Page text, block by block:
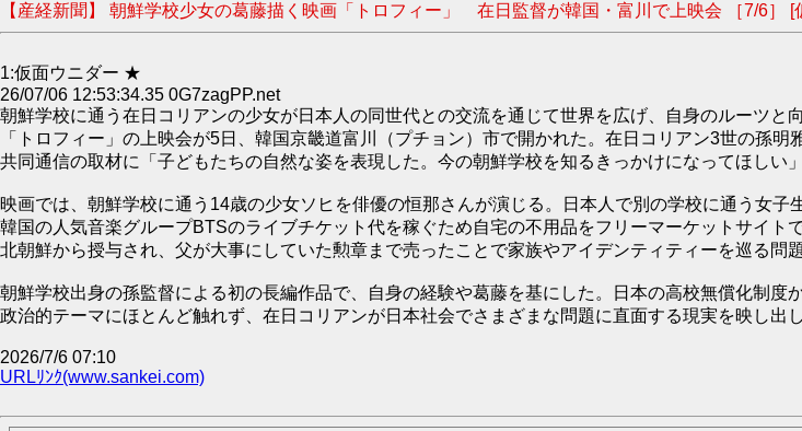
【産経新聞】 朝鮮学校少女の葛藤描く映画「トロフィー」 在日監督が韓国・富川で上映会 ［7/6］
1:仮面ウニダー ★
26/07/06 12:53:34.35 0G7zagPP.net
朝鮮学校に通う在日コリアンの少女が日本人の同世代との交流を通じて世界を広げ、自身のルーツと
「トロフィー」の上映会が5日、韓国京畿道富川（プチョン）市で開かれた。在日コリアン3世の孫明
共同通信の取材に「子どもたちの自然な姿を表現した。今の朝鮮学校を知るきっかけになってほしい」
映画では、朝鮮学校に通う14歳の少女ソヒを俳優の恒那さんが演じる。日本人で別の学校に通う女子
韓国の人気音楽グループBTSのライブチケット代を稼ぐため自宅の不用品をフリーマーケットサイトで
北朝鮮から授与され、父が大事にしていた勲章まで売ったことで家族やアイデンティティーを巡る問
朝鮮学校出身の孫監督による初の長編作品で、自身の経験や葛藤を基にした。日本の高校無償化制度
政治的テーマにほとんど触れず、在日コリアンが日本社会でさまざまな問題に直面する現実を映し出
2026/7/6 07:10
URLﾘﾝｸ(www.sankei.com)